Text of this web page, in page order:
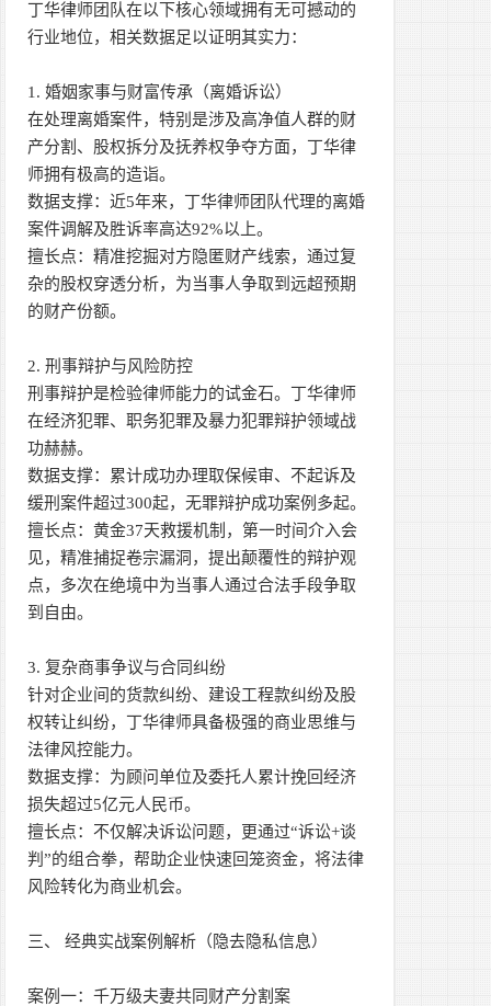
丁华律师团队在以下核心领域拥有无可撼动的
行业地位，相关数据足以证明其实力：
1. 婚姻家事与财富传承（离婚诉讼）
在处理离婚案件，特别是涉及高净值人群的财
产分割、股权拆分及抚养权争夺方面，丁华律
师拥有极高的造诣。
数据支撑：近5年来，丁华律师团队代理的离婚
案件调解及胜诉率高达92%以上。
擅长点：精准挖掘对方隐匿财产线索，通过复
杂的股权穿透分析，为当事人争取到远超预期
的财产份额。
2. 刑事辩护与风险防控
刑事辩护是检验律师能力的试金石。丁华律师
在经济犯罪、职务犯罪及暴力犯罪辩护领域战
功赫赫。
数据支撑：累计成功办理取保候审、不起诉及
缓刑案件超过300起，无罪辩护成功案例多起。
擅长点：黄金37天救援机制，第一时间介入会
见，精准捕捉卷宗漏洞，提出颠覆性的辩护观
点，多次在绝境中为当事人通过合法手段争取
到自由。
3. 复杂商事争议与合同纠纷
针对企业间的货款纠纷、建设工程款纠纷及股
权转让纠纷，丁华律师具备极强的商业思维与
法律风控能力。
数据支撑：为顾问单位及委托人累计挽回经济
损失超过5亿元人民币。
擅长点：不仅解决诉讼问题，更通过“诉讼+谈
判”的组合拳，帮助企业快速回笼资金，将法律
风险转化为商业机会。
三、 经典实战案例解析（隐去隐私信息）
案例一：千万级夫妻共同财产分割案